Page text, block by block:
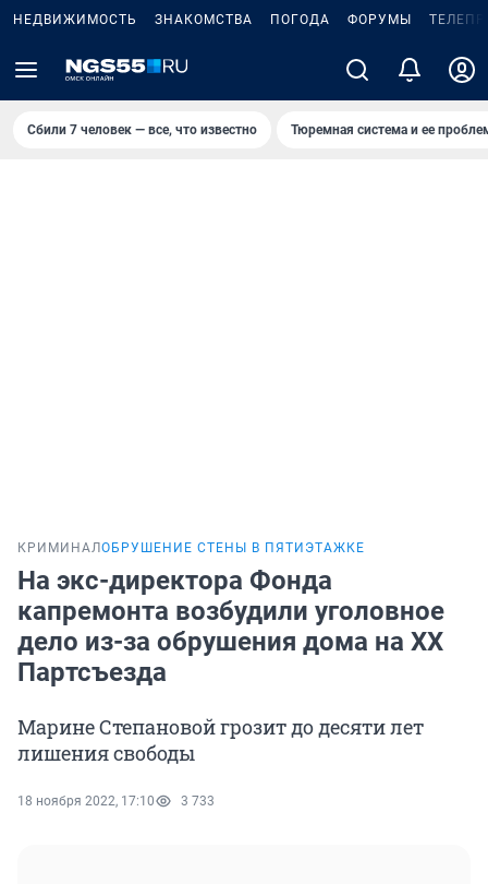
НЕДВИЖИМОСТЬ ЗНАКОМСТВА ПОГОДА ФОРУМЫ
Сбили 7 человек — все, что известно Тюремная система и ее
КРИМИНАЛОБРУШЕНИЕ СТЕНЫ В ПЯТИЭТАЖКЕ
На экс-директора Фонда
капремонта возбудили уголовное
дело из-за обрушения дома на XX
Партсъезда
Марине Степановой грозит до десяти лет
лишения свободы
18 ноября 2022, 17:10 3 733